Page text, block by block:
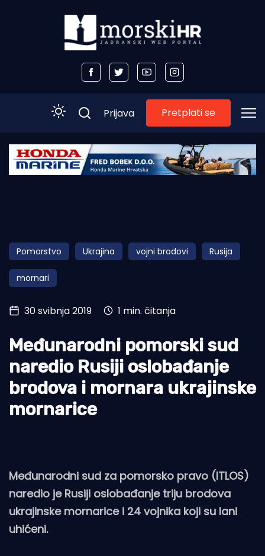
Početna
Obala
Otoci
Turizam i nautika
Pomorstvo
Tradicija i kultura
Prijava Pretplati se
Pomorstvo Ukrajina vojni brodovi Rusija
mornari
30 svibnja 2019 1 min. čitanja
Međunarodni pomorski sud
naredio Rusiji oslobađanje
brodova i mornara ukrajinske
mornarice
Međunarodni sud za pomorsko pravo (ITLOS)
naredio je Rusiji oslobađanje triju brodova
ukrajinske mornarice i 24 vojnika koji su lani
uhićeni.